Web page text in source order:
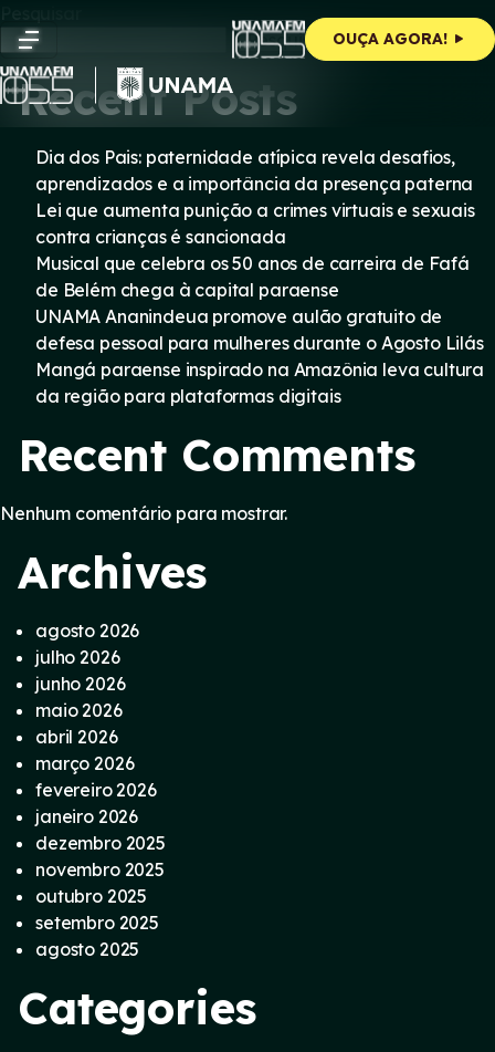
content
OUÇA AGORA!
Pesquisar
Pesquisar
Recent Posts
Dia dos Pais: paternidade atípica revela desafios,
aprendizados e a importância da presença paterna
Lei que aumenta punição a crimes virtuais e sexuais
contra crianças é sancionada
Musical que celebra os 50 anos de carreira de Fafá
de Belém chega à capital paraense
UNAMA Ananindeua promove aulão gratuito de
defesa pessoal para mulheres durante o Agosto Lilás
Mangá paraense inspirado na Amazônia leva cultura
da região para plataformas digitais
Recent Comments
Nenhum comentário para mostrar.
Archives
agosto 2026
julho 2026
junho 2026
maio 2026
abril 2026
março 2026
fevereiro 2026
janeiro 2026
dezembro 2025
novembro 2025
outubro 2025
setembro 2025
agosto 2025
Categories